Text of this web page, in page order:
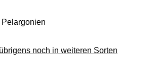
noch in weiteren Sorten